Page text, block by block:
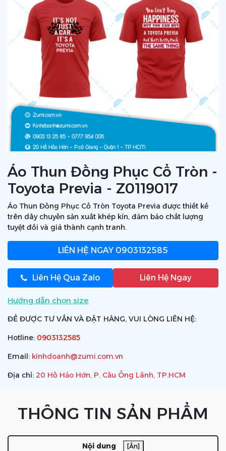
Áo Thun Đồng Phục Cổ Tròn -
Toyota Previa - Z0119017
Áo Thun Đồng Phục Cổ Tròn Toyota Previa được thiết kế
trên dây chuyền sản xuất khép kín, đảm bảo chất lượng
tuyệt đối và giá thành cạnh tranh.
LIÊN HỆ NGAY 0903132585
Liên Hệ Qua Zalo Liên Hệ Ngay
Hướng dẫn chọn size
ĐỂ ĐƯỢC TƯ VẤN VÀ ĐẶT HÀNG, VUI LÒNG LIÊN HỆ:
Hotline: 0903132585
Email: kinhdoanh@zumi.com.vn
Địa chỉ: 20 Hồ Hảo Hớn, P. Cầu Ông Lãnh, TP.HCM
THÔNG TIN SẢN PHẨM
Nội dung [Ẩn]